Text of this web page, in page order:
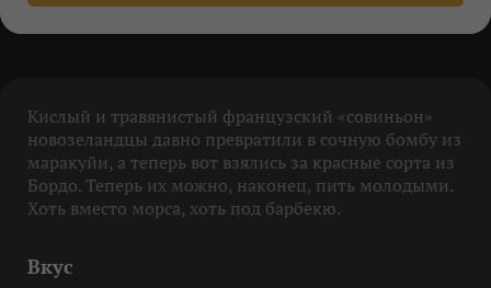
Кислый и травянистый французский «совиньон»
новозеландцы давно превратили в сочную бомбу из
маракуйи, а теперь вот взялись за красные сорта из
Бордо. Теперь их можно, наконец, пить молодыми.
Хоть вместо морса, хоть под барбекю.
Вкус